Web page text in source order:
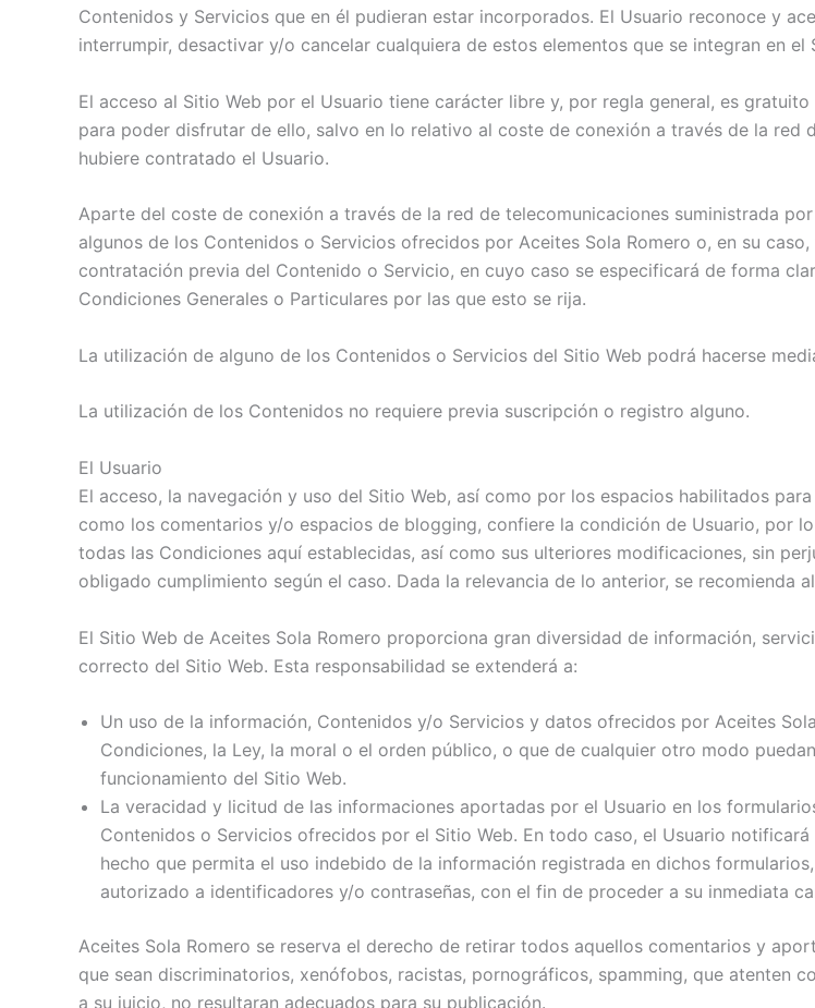
Contenidos y Servicios que en él pudieran estar incorporados. El Usuario reconoce y
interrumpir, desactivar y/o cancelar cualquiera de estos elementos que se integran en el
El acceso al Sitio Web por el Usuario tiene carácter libre y, por regla general, es
para poder disfrutar de ello, salvo en lo relativo al coste de conexión a través de la
hubiere contratado el Usuario.
Aparte del coste de conexión a través de la red de telecomunicaciones suministrada
algunos de los Contenidos o Servicios ofrecidos por Aceites Sola Romero o, en su
contratación previa del Contenido o Servicio, en cuyo caso se especificará de forma
Condiciones Generales o Particulares por las que esto se rija.
La utilización de alguno de los Contenidos o Servicios del Sitio Web podrá hacerse
La utilización de los Contenidos no requiere previa suscripción o registro alguno.
El Usuario
El acceso, la navegación y uso del Sitio Web, así como por los espacios habilitados
como los comentarios y/o espacios de blogging, confiere la condición de Usuario, por
todas las Condiciones aquí establecidas, así como sus ulteriores modificaciones, sin
obligado cumplimiento según el caso. Dada la relevancia de lo anterior, se recomienda
El Sitio Web de Aceites Sola Romero proporciona gran diversidad de información,
correcto del Sitio Web. Esta responsabilidad se extenderá a:
Un uso de la información, Contenidos y/o Servicios y datos ofrecidos por Aceites
Condiciones, la Ley, la moral o el orden público, o que de cualquier otro modo
funcionamiento del Sitio Web.
La veracidad y licitud de las informaciones aportadas por el Usuario en los
Contenidos o Servicios ofrecidos por el Sitio Web. En todo caso, el Usuario
hecho que permita el uso indebido de la información registrada en dichos
autorizado a identificadores y/o contraseñas, con el fin de proceder a su inmediata
Aceites Sola Romero se reserva el derecho de retirar todos aquellos comentarios y
que sean discriminatorios, xenófobos, racistas, pornográficos, spamming, que atenten
a su juicio, no resultaran adecuados para su publicación.